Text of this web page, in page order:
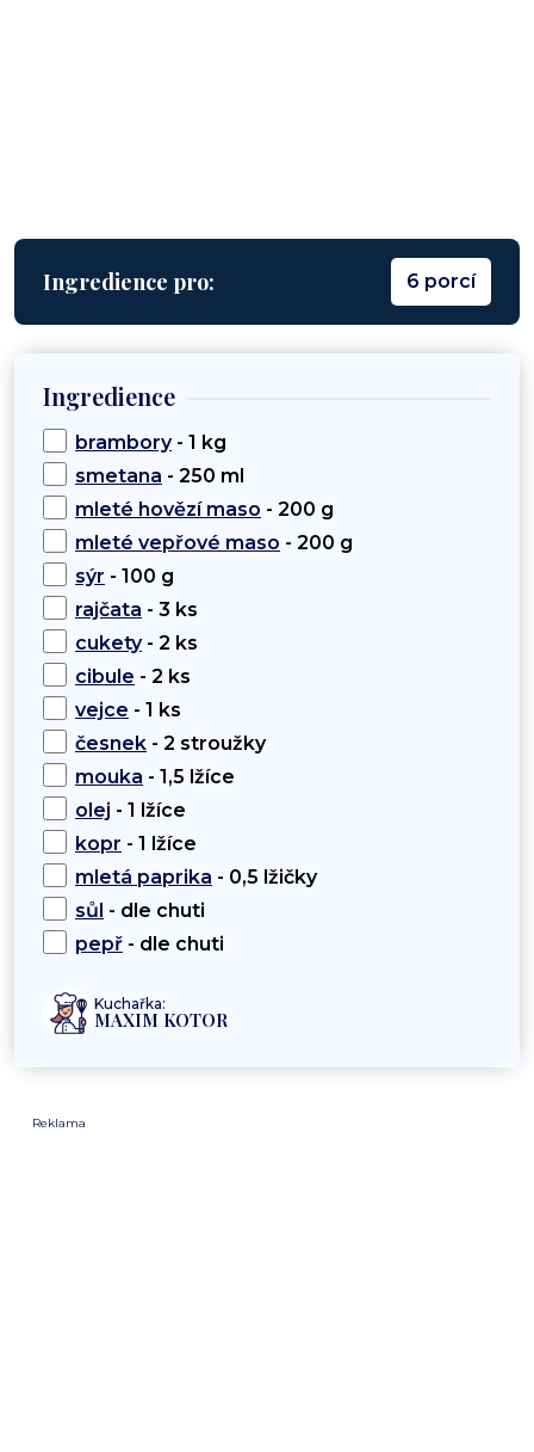
Ingredience pro: 6 porcí
Ingredience
brambory- 1 kg
smetana - 250 ml
mleté hovězí maso - 200 g
mleté vepřové maso - 200 g
sýr - 100 g
rajčata - 3 ks
cukety- 2 ks
cibule - 2 ks
vejce - 1 ks
česnek - 2 stroužky
mouka - 1,5 lžíce
olej - 1 lžíce
kopr - 1 lžíce
mletá paprika - 0,5 lžičky
sůl - dle chuti
pepř - dle chuti
Kuchařka:
MAXIM KOTOR
Reklama